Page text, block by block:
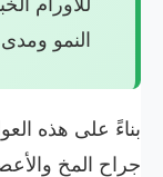
النمو
بناءً على هذه
جراح المخ